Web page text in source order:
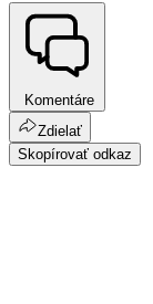
Komentáre
Zdielať
Skopírovať odkaz